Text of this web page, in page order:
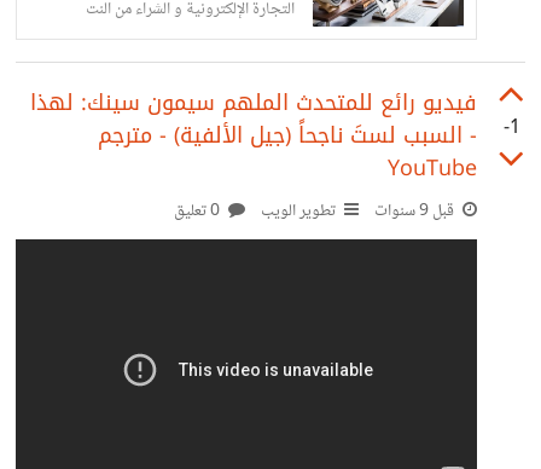
التجارة الإلكترونية و الشراء من النت
-1
‫فيديو رائع للمتحدث الملهم سيمون سينك: لهذا
السبب لستَ ناجحاً (جيل الألفية) - مترجم‬‎ -
YouTube
قبل 9 سنوات تطوير الويب